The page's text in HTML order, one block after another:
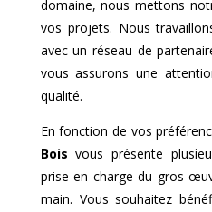
domaine, nous mettons
vos projets. Nous
avec un réseau de
vous assurons une
qualité.
En fonction de vos
Bois vous présente
prise en charge du gros
main. Vous souhaitez